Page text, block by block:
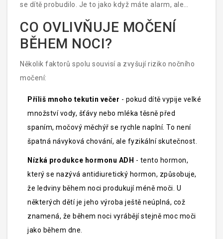
se dítě probudilo. Je to jako když máte alarm, ale
nechcete vstát - jenže u dítěte to není závěst, ale
neurologický vývoj.
CO OVLIVŇUJE MOČENÍ
BĚHEM NOCI?
Několik faktorů spolu souvisí a zvyšují riziko nočního
močení:
Příliš mnoho tekutin večer - pokud dítě vypije velké
množství vody, šťávy nebo mléka těsně před
spaním, močový měchýř se rychle naplní. To není
špatná návyková chování, ale fyzikální skutečnost.
Nízká produkce hormonu ADH - tento hormon,
který se nazývá antidiuretický hormon, způsobuje,
že ledviny během noci produkují méně moči. U
některých dětí je jeho výroba ještě neúplná, což
znamená, že během noci vyrábějí stejně moc moči
jako během dne.